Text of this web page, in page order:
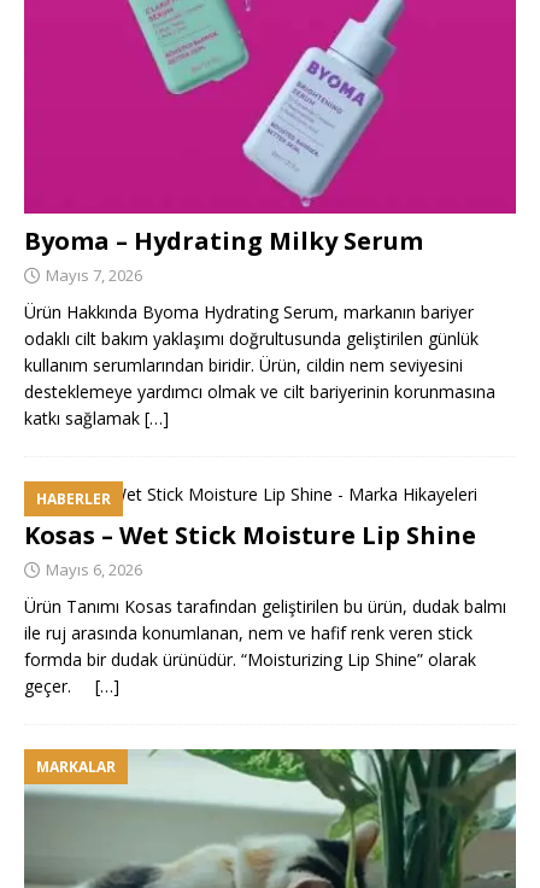
Byoma – Hydrating Milky Serum
Mayıs 7, 2026
Ürün Hakkında Byoma Hydrating Serum, markanın bariyer
odaklı cilt bakım yaklaşımı doğrultusunda geliştirilen günlük
kullanım serumlarından biridir. Ürün, cildin nem seviyesini
desteklemeye yardımcı olmak ve cilt bariyerinin korunmasına
katkı sağlamak […]
HABERLER
Kosas – Wet Stick Moisture Lip Shine
Mayıs 6, 2026
Ürün Tanımı Kosas tarafından geliştirilen bu ürün, dudak balmı
ile ruj arasında konumlanan, nem ve hafif renk veren stick
formda bir dudak ürünüdür. “Moisturizing Lip Shine” olarak
geçer. […]
MARKALAR